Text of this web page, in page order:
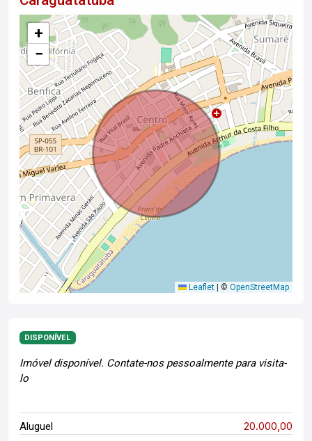
+
−
Leaflet © OpenStreetMap
DISPONÍVEL
Imóvel disponível. Contate-nos pessoalmente para visita-
lo
Aluguel 20.000,00